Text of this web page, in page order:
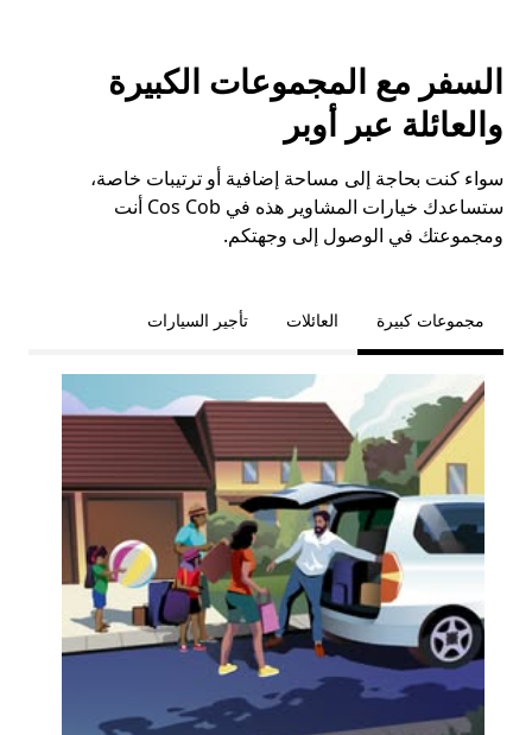
السفر مع المجموعات الكبيرة
والعائلة عبر أوبر
سواء كنت بحاجة إلى مساحة إضافية أو ترتيبات خاصة،
ستساعدك خيارات المشاوير هذه في Cos Cob أنت
ومجموعتك في الوصول إلى وجهتكم.
مجموعات كبيرة العائلات تأجير السيارات